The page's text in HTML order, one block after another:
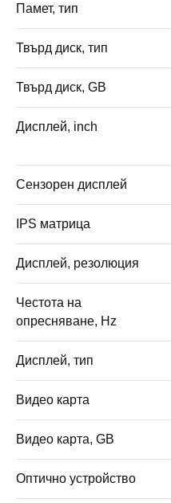
Памет, тип
Твърд диск, тип
Твърд диск, GB
Дисплей, inch
Сензорен дисплей
IPS матрица
Дисплей, резолюция
Честота на
опресняване, Hz
Дисплей, тип
Видео карта
Видео карта, GB
Оптично устройство